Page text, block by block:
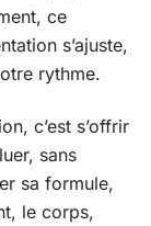
ce
s’ajuste,
rythme.
c’est s’offrir
sans
sa formule,
le corps,